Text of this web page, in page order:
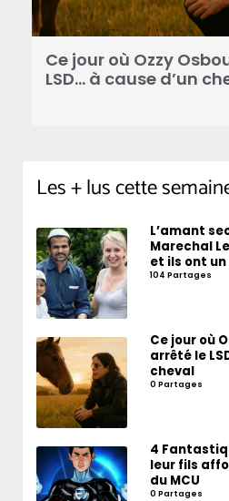
Ce jour où Ozzy
LSD… à cause d’un
Les + lus cette
L’amant
Marechal
et ils ont
104 Partages
Ce jour où
arrêté le
cheval
0 Partages
4
leur fils
du MCU
0 Partages